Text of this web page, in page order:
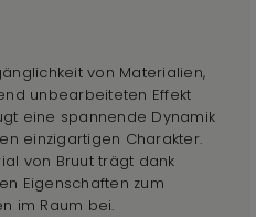
von Materialien,
unbearbeiteten Effekt
eine spannende Dynamik
einzigartigen Charakter.
von Bruut trägt dank
Eigenschaften zum
im Raum bei.